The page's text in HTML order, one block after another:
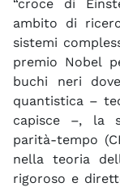
“croce di
ambito di
sistemi
premio Nobel
buchi neri
quantistica –
capisce –, la
parità-tempo
nella teoria
rigoroso e